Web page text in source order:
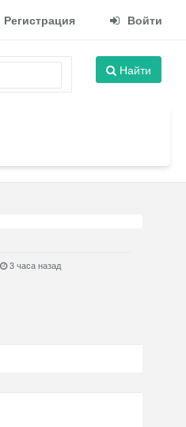
Регистрация Войти
Найти
3 часа назад